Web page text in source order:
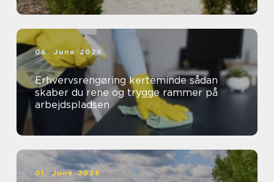
06. June 2026
Erhvervsrengøring kerteminde sådan
skaber du rene og trygge rammer på
arbejdspladsen
01. June 2026